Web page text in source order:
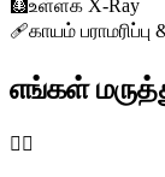
🩻உள்ளக X-Ray
🩹காயம்
எங்கள்
👨‍⚕️